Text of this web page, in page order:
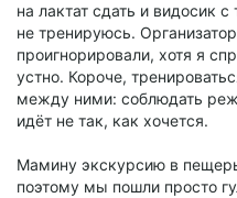
на лактат сдать и видосик
не тренируюсь.
проигнорировали, хотя я
устно. Короче,
между ними: соблюдать
идёт не так, как хочется.
Мамину экскурсию в
поэтому мы пошли просто